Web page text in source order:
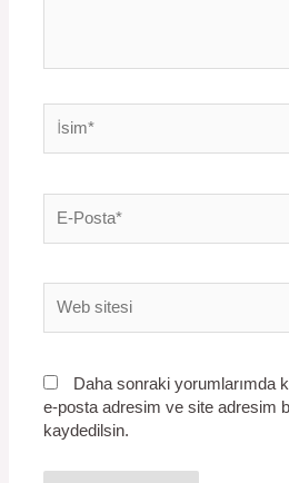
Posta*
sitesi
Daha sonraki yorumlarımda
e-posta adresim ve site adresim
kaydedilsin.